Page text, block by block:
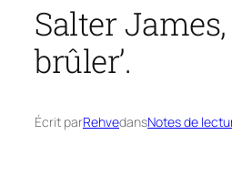
Salter James,
brûler’.
Écrit parRehvedansNotes de